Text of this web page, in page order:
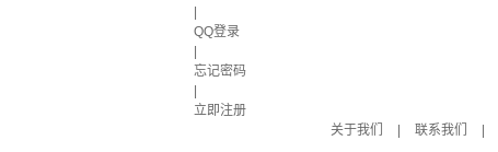
QQ登录
忘记密码
立即注册
关于我们
联系我们